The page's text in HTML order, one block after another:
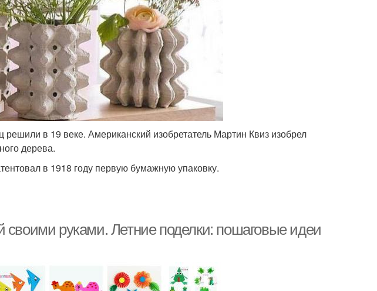
в 19 веке. Американский изобретатель Мартин Квиз изобрел
дерева.
в 1918 году первую бумажную упаковку.
своими руками. Летние поделки: пошаговые идеи